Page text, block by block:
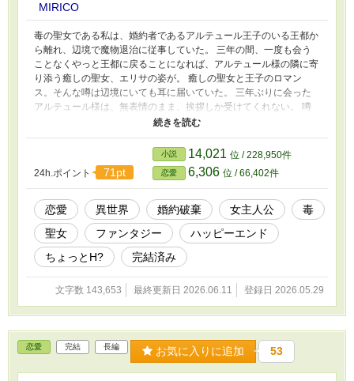
MIRICO
毒の聖女である私は、婚約者であるアルテュール王子のいる王都か
ら離れ、辺境で魔物退治に従事していた。 三年の間、一度も会う
ことなくやっと王都に戻ることになれば、アルテュール様の隣に寄
り添う癒しの聖女、エリサの姿が。 癒しの聖女と王子のロマン
ス。そんな噂は辺境にいても耳に届いていた。 三年ぶりに会った
アルテュール様は、無表情のまま、挨拶しか受けてくれない。 噂
通り、私を捨ててエリサを選んだのね。 辺境から帰ってきても、
私とアルテュール様との面会は未だない。 しかし、王の計らいで
アルテュール様に会うことになれば、私は感情が昂まったか、今ま
での想いが溢れるように口から出てきて、止められなくなってしま
った。 何かがおかしい。体は熱く、胸はドキドキして、見ればア
ルテュール様も私の顔を見ながら、頬を赤く染めている。 「ハン
カチで口元を覆ってください！ 窓を開けて！」 気付いたときに
はもう遅い。アルテュール様は「もう無理だ」と言って、私に覆い
被さった。 何が無理！？ 婚約破棄をするのか聞きにきたのに、
ここで何をするって！？ 仕込まれた催淫剤。これでは、まるで私
が犯人のようではないか！！ ちょっと待って、私は犯人ではない
わよっ！？ 事後は何でもないように接しながら、「婚約破棄はし
ない」宣言。 なのにいつも通りエリサと一緒。無理に責任を取ろ
うとしなくていいのに。 エリサは私の実験にケチをつけてくる
持って、ネチネチうるさいし。 私はもう、アルテュール様の考え
ていることはわからない！ でも、私を毒の聖女として支えてくれ
たことは、どうしても忘れられなくて。 いつまでこんな気持ちで
24h.ポイント 71pt
小説 14,021 位 / 228,950件
恋愛 6,306 位 / 66,402件
恋愛 異世界 婚約破棄 女主人公
毒
聖女
ファンタジー
ハッピーエンド
ちょっとH?
完結済み
文字数 143,653 最終更新日 2026.06.11 登録日 2026.05.29
恋愛 完結 長編 お気に入りに追加 53